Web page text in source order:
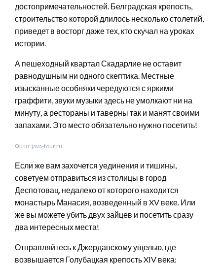
достопримечательностей. Белградская крепость,
строительство которой длилось несколько столетий,
приведет в восторг даже тех, кто скучал на уроках
истории.
А пешеходный квартал Скадарлие не оставит
равнодушным ни одного скептика. Местные
изысканные особняки чередуются с яркими
граффити, звуки музыки здесь не умолкают ни на
минуту, а рестораны и таверны так и манят своими
запахами. Это место обязательно нужно посетить!
Фото: java-tour.ru
Если же вам захочется уединения и тишины,
советуем отправиться из столицы в город
Деспотовац, недалеко от которого находится
монастырь Манасия, возведенный в XV веке. Или
же вы можете убить двух зайцев и посетить сразу
два интересных места!
Отправляйтесь к Джердапскому ущелью, где
возвышается Голубацкая крепость XIV века: